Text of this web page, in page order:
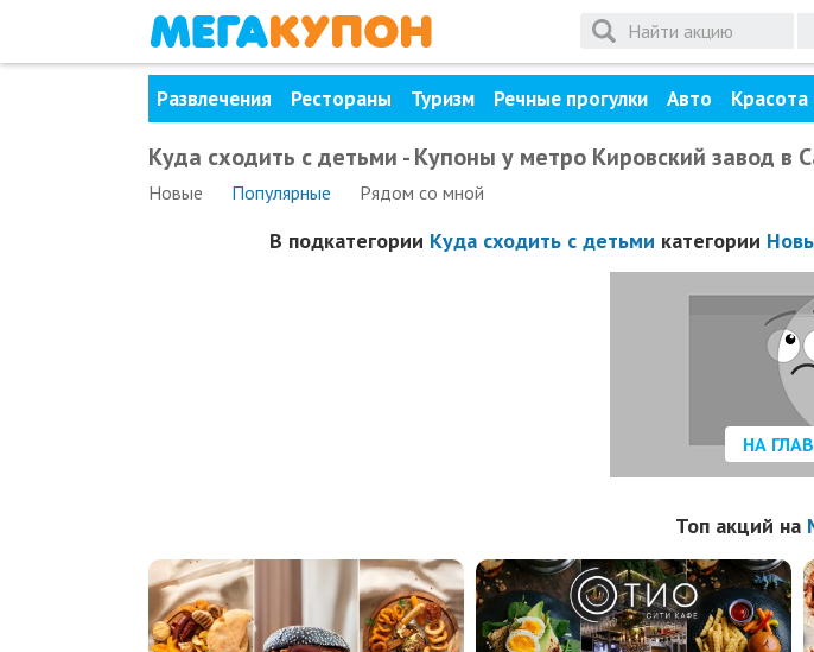
Развлечения Рестораны Туризм Речные прогулки Авто Красота
Куда сходить с детьми - Купоны у метро Кировский завод в
Новые Популярные Рядом со мной
В подкатегории Куда сходить с детьми категории
НА
Топ акций на